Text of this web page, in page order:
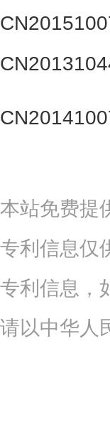
本站免费提
专利信息仅
专利信息，
请以中华人